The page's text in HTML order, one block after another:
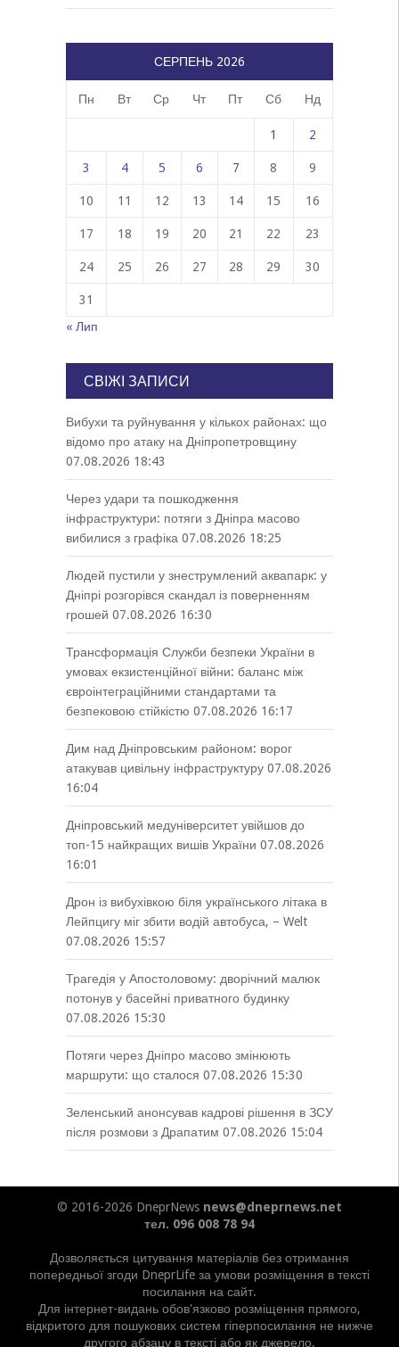
СЕРПЕНЬ 2026
Пн Вт Ср Чт Пт Сб Нд
1 2
3 4 5 6 7 8 9
10 11 12 13 14 15 16
17 18 19 20 21 22 23
24 25 26 27 28 29 30
31
« Лип
СВІЖІ ЗАПИСИ
Вибухи та руйнування у кількох районах: що
відомо про атаку на Дніпропетровщину
07.08.2026 18:43
Через удари та пошкодження
інфраструктури: потяги з Дніпра масово
вибилися з графіка 07.08.2026 18:25
Людей пустили у знеструмлений аквапарк: у
Дніпрі розгорівся скандал із поверненням
грошей 07.08.2026 16:30
Трансформація Служби безпеки України в
умовах екзистенційної війни: баланс між
євроінтеграційними стандартами та
безпековою стійкістю 07.08.2026 16:17
Дим над Дніпровським районом: ворог
атакував цивільну інфраструктуру 07.08.2026
16:04
Дніпровський медуніверситет увійшов до
топ-15 найкращих вишів України 07.08.2026
16:01
Дрон із вибухівкою біля українського літака в
Лейпцигу міг збити водій автобуса, – Welt
07.08.2026 15:57
Трагедія у Апостоловому: дворічний малюк
потонув у басейні приватного будинку
07.08.2026 15:30
Потяги через Дніпро масово змінюють
маршрути: що сталося 07.08.2026 15:30
Зеленський анонсував кадрові рішення в ЗСУ
після розмови з Драпатим 07.08.2026 15:04
© 2016-2026 DneprNews news@dneprnews.net
тел. 096 008 78 94
Дозволяється цитування матеріалів без отримання
попередньої згоди DneprLife за умови розміщення в тексті
посилання на сайт.
Для інтернет-видань обов'язково розміщення прямого,
відкритого для пошукових систем гіперпосилання не нижче
другого абзацу в тексті або як джерело.